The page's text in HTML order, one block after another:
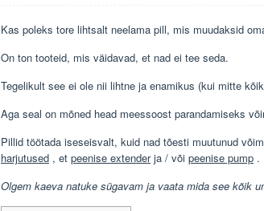
Kas poleks tore lihtsalt neelama pill, mis muudaksid
On ton tooteid, mis väidavad, et nad ei tee seda.
Tegelikult see ei ole nii lihtne ja enamikus (kui mitte
Aga seal on mõned head meessoost parandamiseks
Pillid töötada iseseisvalt, kuid nad tõesti muutunud
harjutused , et peenise extenderja / või peenise pump .
Olgem kaeva natuke sügavam ja vaata mida see kõik